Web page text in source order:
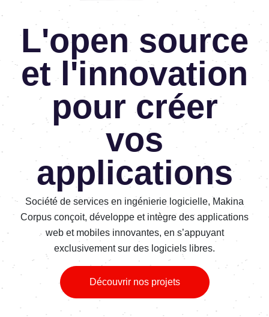
L'open source
et l'innovation
pour créer
vos
applications
Société de services en ingénierie logicielle, Makina
Corpus conçoit, développe et intègre des applications
web et mobiles innovantes, en s’appuyant
exclusivement sur des logiciels libres.
Découvrir nos projets